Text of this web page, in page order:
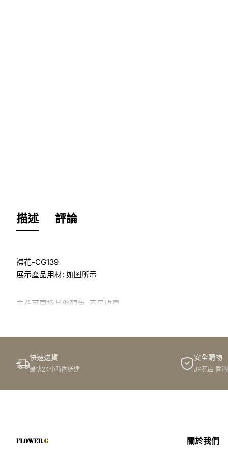
描述 評論
襟花-CG139
展示產品用材: 如圖所示
主花可更換其他顏色, 不另收費
訂購鮮花及手工製品前,為保障客戶利益,請閱讀 條款及細則
此花束價格不適用於(情人節期間 4/2-16/2)
快速送貨
最快24小時內送達
安全購物
JP花店 香
關於我們